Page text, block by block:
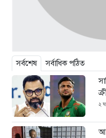
সর্বশেষ
সর্বাধিক পঠিত
২